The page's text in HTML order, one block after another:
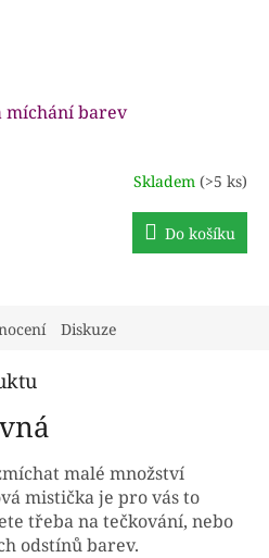
míchání barev
Skladem (>5 ks)
Do košíku
Diskuze
malé množství
mistička je pro vás to
třeba na tečkování, nebo
odstínů barev.